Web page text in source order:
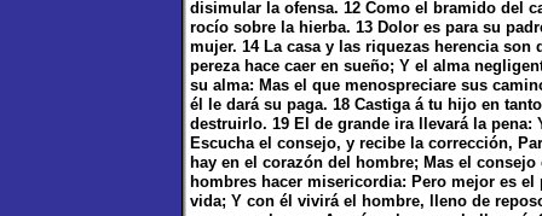
disimular la ofensa. 12 Como el bramido del
rocío sobre la hierba. 13 Dolor es para su
mujer. 14 La casa y las riquezas herencia
pereza hace caer en sueño; Y el alma
su alma: Mas el que menospreciare sus
él le dará su paga. 18 Castiga á tu hijo en
destruirlo. 19 El de grande ira llevará la
Escucha el consejo, y recibe la corrección,
hay en el corazón del hombre; Mas el
hombres hacer misericordia: Pero mejor es
vida; Y con él vivirá el hombre, lleno de